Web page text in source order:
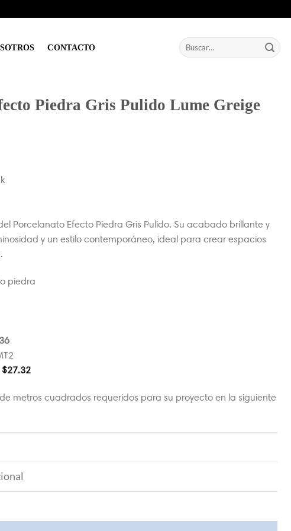
CONTACTO
Buscar
por:
Piedra Gris Pulido Lume Greige
Porcelanato Efecto Piedra Gris Pulido. Su acabado brillante y
y un estilo contemporáneo, ideal para crear espacios
piedra
$27.32
metros cuadrados requeridos para su proyecto en la siguiente